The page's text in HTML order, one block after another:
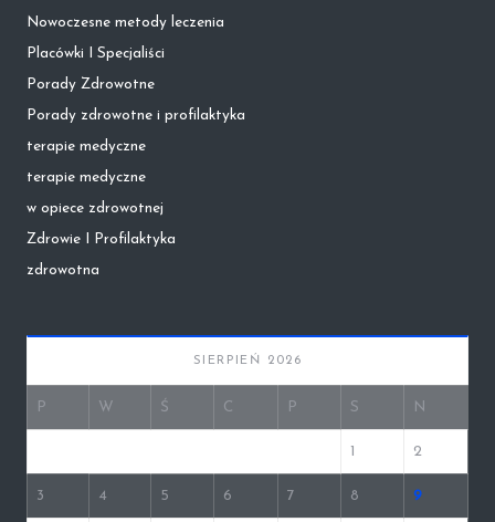
Nowoczesne metody leczenia
Placówki I Specjaliści
Porady Zdrowotne
Porady zdrowotne i profilaktyka
terapie medyczne
terapie medyczne
w opiece zdrowotnej
Zdrowie I Profilaktyka
zdrowotna
SIERPIEŃ 2026
P W Ś C P S N
2
3 4 5 6 7 8 9